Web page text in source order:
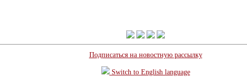
Подписаться на новостную рассылку
Switch to English language